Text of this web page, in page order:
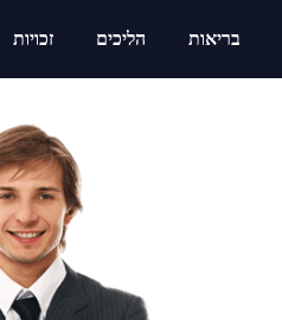
בריאות הליכים זכויות